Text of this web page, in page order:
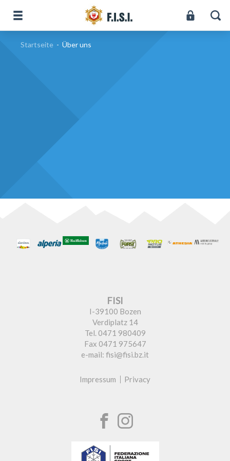
Startseite - Über uns
FISI
I-39100 Bozen
Verdiplatz 14
Tel. 0471 980409
Fax 0471 975647
e-mail: fisi@fisi.bz.it
Impressum Privacy